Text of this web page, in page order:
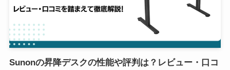
Sunonの昇降デスクの性能や評判は？レビュー・口コ